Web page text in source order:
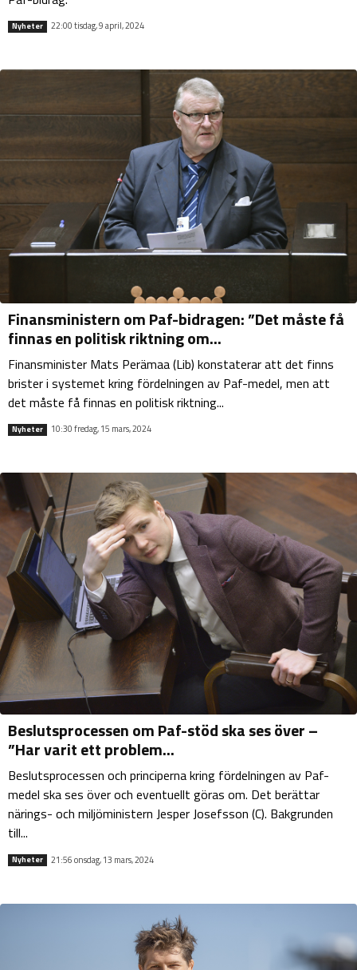
Nyheter 22:00 tisdag, 9 april, 2024
Finansministern om Paf-bidragen: ”Det måste få
finnas en politisk riktning om...
Finansminister Mats Perämaa (Lib) konstaterar att det finns
brister i systemet kring fördelningen av Paf-medel, men att
det måste få finnas en politisk riktning...
Nyheter 10:30 fredag, 15 mars, 2024
Beslutsprocessen om Paf-stöd ska ses över –
”Har varit ett problem...
Beslutsprocessen och principerna kring fördelningen av Paf-
medel ska ses över och eventuellt göras om. Det berättar
närings- och miljöministern Jesper Josefsson (C). Bakgrunden
till...
Nyheter 21:56 onsdag, 13 mars, 2024